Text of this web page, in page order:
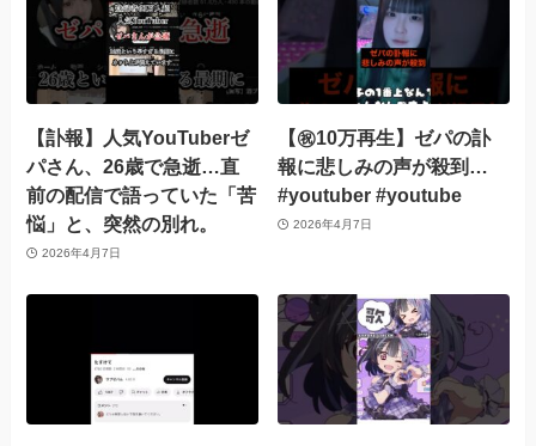
【訃報】人気YouTuberゼ
パさん、26歳で急逝…直
前の配信で語っていた「苦
悩」と、突然の別れ。
2026年4月7日
【㊗️10万再生】ゼパの訃
報に悲しみの声が殺到…
#youtuber #youtube
2026年4月7日